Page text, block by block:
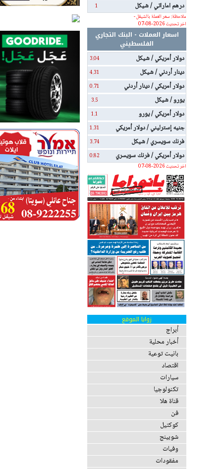
درهم اماراتي / شيكل
1
ملاحظة: سعر العملة بالشيقل -
اخر تحديث 2026-08-07
اسعار العملات - البنك التجاري
الفلسطيني
دولار أمريكي / شيكل
3.04
دينار أردني / شيكل 4.31
دولار أمريكي / دينار أردني 0.71
يورو / شيكل 3.5
دولار أمريكي / يورو 1.1
جنيه إسترليني / دولار أمريكي 1.31
فرنك سويسري / شيكل 3.74
دولار أمريكي / فرنك سويسري
0.82
اخر تحديث 2026-08-07
زوايا الموقع
أبراج
أخبار محلية
بانيت توعية
اقتصاد
سيارات
تكنولوجيا
قناة هلا
فن
كوكتيل
شوبينج
وفيات
مفقودات